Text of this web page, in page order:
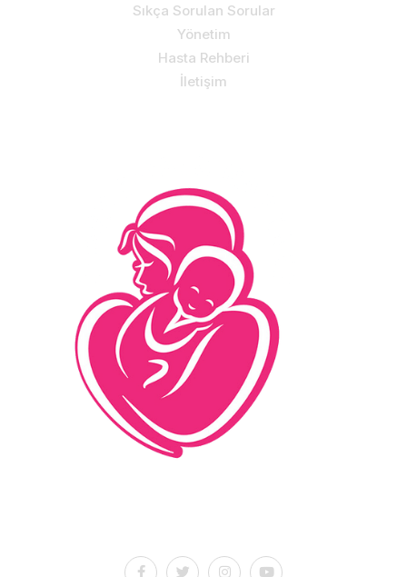
Sıkça Sorulan Sorular
Yönetim
Hasta Rehberi
İletişim